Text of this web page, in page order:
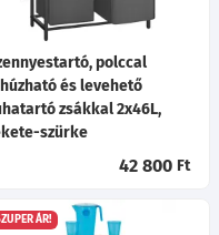
polccal
és levehető
zsákkal 2x46L,
szürke
42 800 Ft
ÁR!